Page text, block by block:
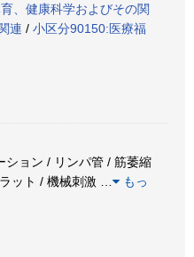
、健康科学およびその関
連 / 小区分90150:医療福
ション / リンパ管 / 筋萎縮
ット / 機械刺激
もっ